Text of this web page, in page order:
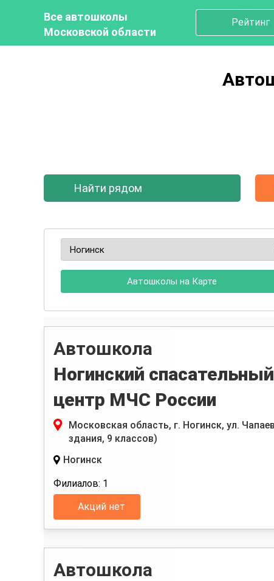
Все автошколы
Московской области
Рейтинг
Найти рядом
Автошколы на Карте
Автошкола
Ногинский спасательный
центр МЧС России
Московская область, г. Ногинск, ул.
здания, 9 классов)
Ногинск
Филиалов: 1
Акций нет
Автошкола